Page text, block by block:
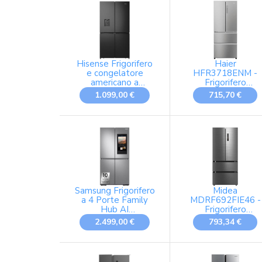
Hisense Frigorifero
e congelatore
americano a
quattro porte, 609
litri, nero
1.099,00 €
Haier
HFR3718ENM -
Frigorifero
americano, 402 litri,
No Frost, colore
715,70 €
Samsung Frigorifero
a 4 Porte Family
Hub AI
RF65DG9H0ESR/EF,
Con AI Vision Inside,
Center, Metal Back,
2.499,00 €
Midea
MDRF692FIE46 -
Frigorifero
americano, 516 litri,
No Frost, Inox,
793,34 €